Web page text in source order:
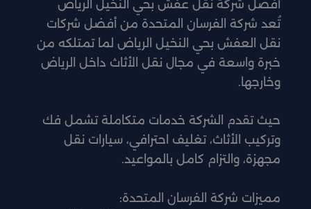
أفضل شركة نقل عفش بحي النخيل الرياض
تُعد شركة الفرسان المتحدة من أفضل شركات
نقل العفش بحي النخيل الرياض لما تمتلكه من
خبرة واسعة في مجال نقل الأثاث داخل الرياض
وخارجها.
حيث تقدم الشركة خدمات متكاملة تشمل فك
وتركيب الأثاث، تغليف احترافي، سيارات نقل
مجهزة، والتزام كامل بالمواعيد.
مميزات شركة الفرسان المتحدة: